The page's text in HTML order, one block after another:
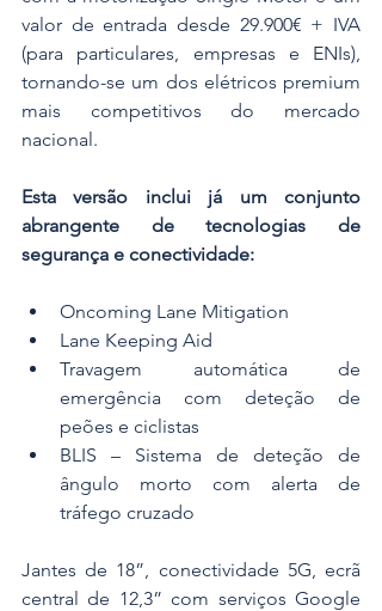
valor de entrada desde 29.900€ + IVA
(para particulares, empresas e ENIs),
tornando-se um dos elétricos premium
mais competitivos do mercado
nacional.
Esta versão inclui já um conjunto
abrangente de tecnologias de
segurança e conectividade:
Oncoming Lane Mitigation
Lane Keeping Aid
Travagem automática de
emergência com deteção de
peões e ciclistas
BLIS – Sistema de deteção de
ângulo morto com alerta de
tráfego cruzado
Jantes de 18”, conectividade 5G, ecrã
central de 12,3” com serviços Google